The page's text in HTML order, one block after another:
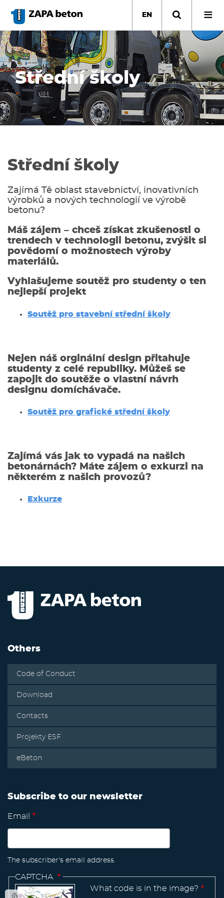
main
content
EN
Střední školy
Střední školy
Zajímá Tě oblast stavebnictví, inovativních
výrobků a nových technologií ve výrobě
betonu?
Máš zájem – chceš získat zkušenosti o
trendech v technologii betonu, zvýšit si
povědomí o možnostech výroby
materiálů.
Vyhlašujeme soutěž pro studenty o ten
nejlepší projekt
Soutěž pro stavební střední školy
Nejen náš orginální design přitahuje
studenty z celé republiky. Můžeš se
zapojit do soutěže o vlastní návrh
designu domíchávače.
Soutěž pro grafické střední školy
Zajímá vás jak to vypadá na našich
betonárnách? Máte zájem o exkurzi na
některém z našich provozů?
Exkurze
Others
Code of Conduct
Download
Contacts
Projekty ESF
eBeton
Subscribe to our newsletter
Email
The subscriber's email address.
CAPTCHA
What code is in the image?